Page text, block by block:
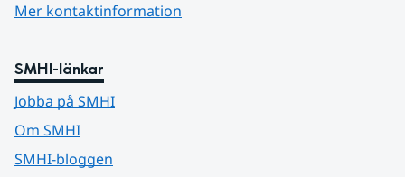
Mer kontaktinformation
SMHI-länkar
Jobba på SMHI
Om SMHI
SMHI-bloggen